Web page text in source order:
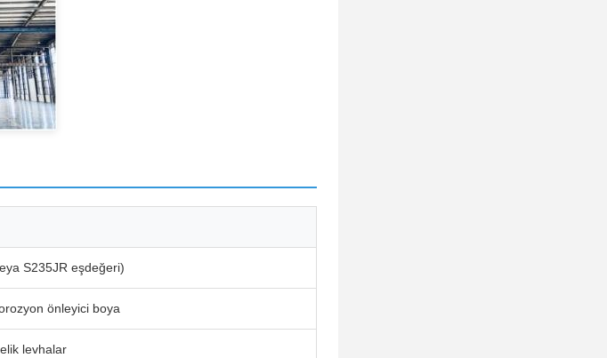
S235JR eşdeğeri)
önleyici boya
levhalar